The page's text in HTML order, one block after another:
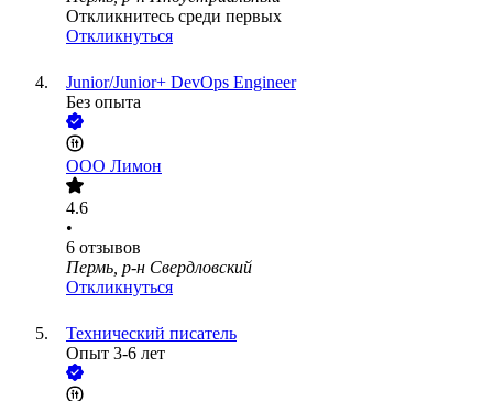
Откликнитесь среди первых
Откликнуться
Junior/Junior+ DevOps Engineer
Без опыта
ООО Лимон
4.6
•
6 отзывов
Пермь, р-н Свердловский
Откликнуться
Технический писатель
Опыт 3-6 лет